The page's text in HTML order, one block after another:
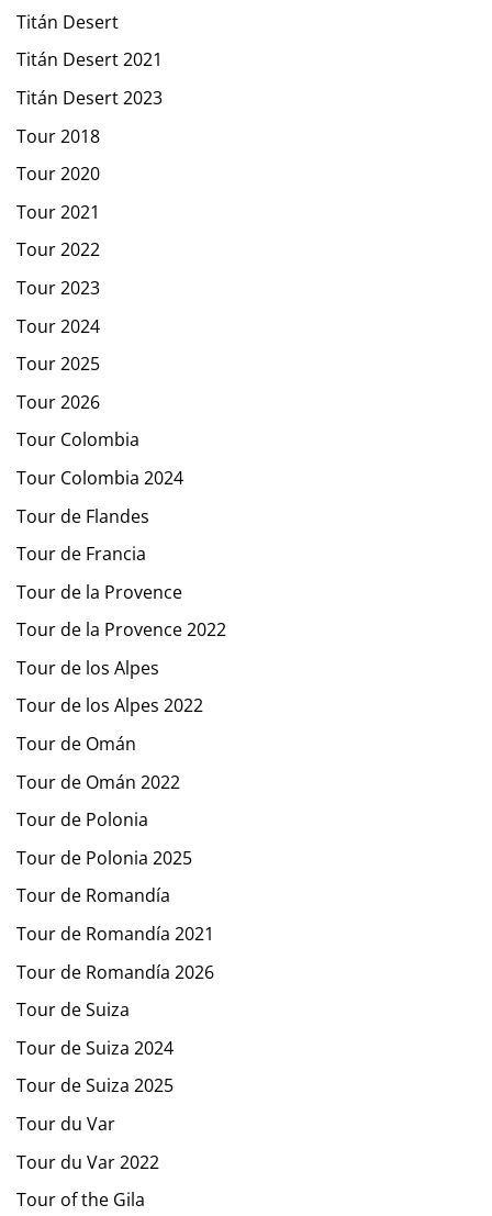
Titán Desert
Titán Desert 2021
Titán Desert 2023
Tour 2018
Tour 2020
Tour 2021
Tour 2022
Tour 2023
Tour 2024
Tour 2025
Tour 2026
Tour Colombia
Tour Colombia 2024
Tour de Flandes
Tour de Francia
Tour de la Provence
Tour de la Provence 2022
Tour de los Alpes
Tour de los Alpes 2022
Tour de Omán
Tour de Omán 2022
Tour de Polonia
Tour de Polonia 2025
Tour de Romandía
Tour de Romandía 2021
Tour de Romandía 2026
Tour de Suiza
Tour de Suiza 2024
Tour de Suiza 2025
Tour du Var
Tour du Var 2022
Tour of the Gila